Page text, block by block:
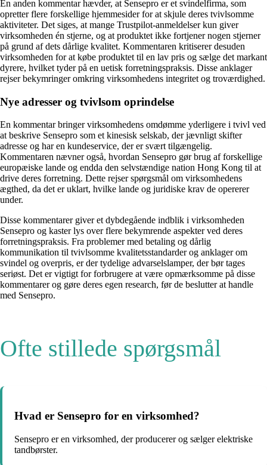
En anden kommentar hævder, at Sensepro er et svindelfirma, som
opretter flere forskellige hjemmesider for at skjule deres tvivlsomme
aktiviteter. Det siges, at mange Trustpilot-anmeldelser kun giver
virksomheden én stjerne, og at produktet ikke fortjener nogen stjerner
på grund af dets dårlige kvalitet. Kommentaren kritiserer desuden
virksomheden for at købe produktet til en lav pris og sælge det markant
dyrere, hvilket tyder på en uetisk forretningspraksis. Disse anklager
rejser bekymringer omkring virksomhedens integritet og troværdighed.
Nye adresser og tvivlsom oprindelse
En kommentar bringer virksomhedens omdømme yderligere i tvivl ved
at beskrive Sensepro som et kinesisk selskab, der jævnligt skifter
adresse og har en kundeservice, der er svært tilgængelig.
Kommentaren nævner også, hvordan Sensepro gør brug af forskellige
europæiske lande og endda den selvstændige nation Hong Kong til at
drive deres forretning. Dette rejser spørgsmål om virksomhedens
ægthed, da det er uklart, hvilke lande og juridiske krav de opererer
under.
Disse kommentarer giver et dybdegående indblik i virksomheden
Sensepro og kaster lys over flere bekymrende aspekter ved deres
forretningspraksis. Fra problemer med betaling og dårlig
kommunikation til tvivlsomme kvalitetsstandarder og anklager om
svindel og overpris, er der tydelige advarselslamper, der bør tages
seriøst. Det er vigtigt for forbrugere at være opmærksomme på disse
kommentarer og gøre deres egen research, før de beslutter at handle
med Sensepro.
Ofte stillede spørgsmål
Hvad er Sensepro for en virksomhed?
Sensepro er en virksomhed, der producerer og sælger elektriske
tandbørster.